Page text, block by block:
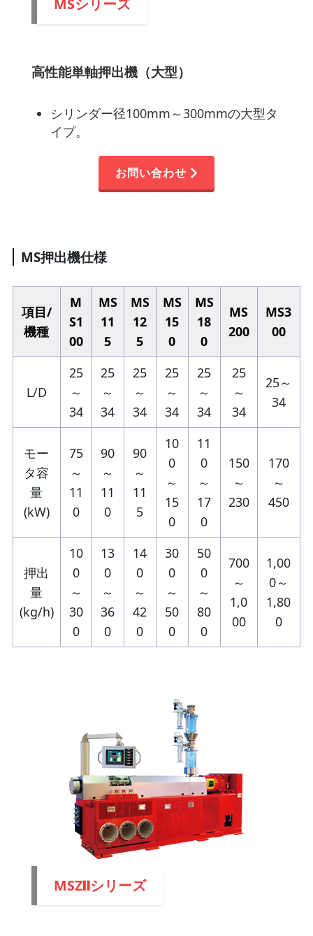
高性能単軸押出機（大型）
シリンダー径100mm～300mmの大型タ
イプ。
お問い合わせ
MS押出機仕様
項目/
機種
M
S1
00
MS
11
5
MS
12
5
MS
15
0
MS
18
0
MS
200
MS3
00
L/D
25
～
34
25
～
34
25
～
34
25
～
34
25
～
34
25
～
34
25～
34
モー
タ容
量
(kW)
75
～
11
0
90
～
11
0
90
～
11
5
10
0
～
15
0
11
0
～
17
0
150
～
230
170
～
450
押出
量
(kg/h)
10
0
～
30
0
13
0
～
36
0
14
0
～
42
0
30
0
～
50
0
50
0
～
80
0
700
～
1,0
00
1,00
0～
1,80
0
MSZⅡシリーズ